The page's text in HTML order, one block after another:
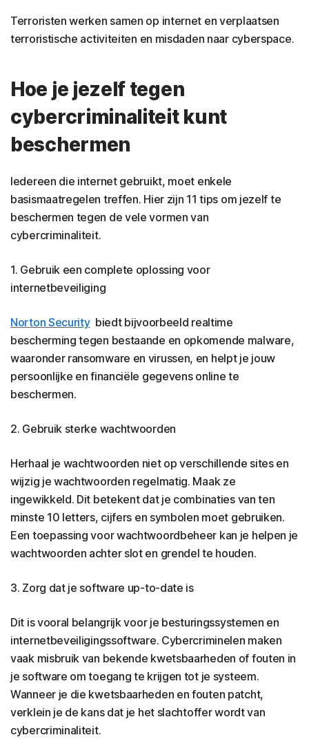
Terroristen werken samen op internet en verplaatsen
terroristische activiteiten en misdaden naar cyberspace.
Hoe je jezelf tegen
cybercriminaliteit kunt
beschermen
Iedereen die internet gebruikt, moet enkele
basismaatregelen treffen. Hier zijn 11 tips om jezelf te
beschermen tegen de vele vormen van
cybercriminaliteit.
1. Gebruik een complete oplossing voor
internetbeveiliging
Norton Securitybiedt bijvoorbeeld realtime
bescherming tegen bestaande en opkomende malware,
waaronder ransomware en virussen, en helpt je jouw
persoonlijke en financiële gegevens online te
beschermen.
2. Gebruik sterke wachtwoorden
Herhaal je wachtwoorden niet op verschillende sites en
wijzig je wachtwoorden regelmatig. Maak ze
ingewikkeld. Dit betekent dat je combinaties van ten
minste 10 letters, cijfers en symbolen moet gebruiken.
Een toepassing voor wachtwoordbeheer kan je helpen je
wachtwoorden achter slot en grendel te houden.
3. Zorg dat je software up-to-date is
Dit is vooral belangrijk voor je besturingssystemen en
internetbeveiligingssoftware. Cybercriminelen maken
vaak misbruik van bekende kwetsbaarheden of fouten in
je software om toegang te krijgen tot je systeem.
Wanneer je die kwetsbaarheden en fouten patcht,
verklein je de kans dat je het slachtoffer wordt van
cybercriminaliteit.